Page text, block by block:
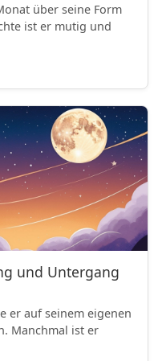
über seine Form
ist er mutig und
und Untergang
er auf seinem eigenen
Manchmal ist er